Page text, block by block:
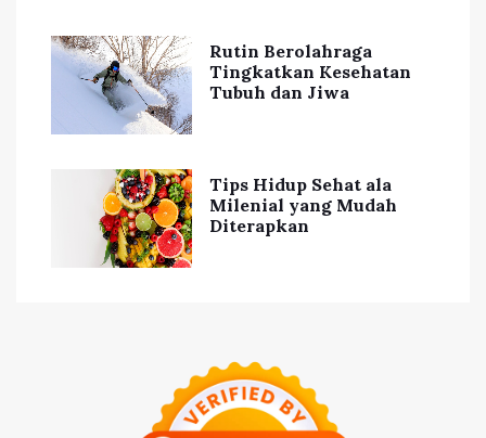
Rutin Berolahraga
Tingkatkan Kesehatan
Tubuh dan Jiwa
Tips Hidup Sehat ala
Milenial yang Mudah
Diterapkan